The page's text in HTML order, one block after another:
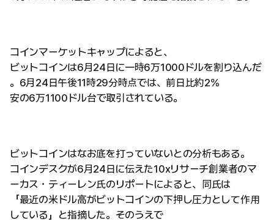
コインマーケットキャップによると、
ビットコインは6月24日に一時6万1000ドルを割り込んだ
。6月24日午後11時29分時点では、前日比約2%
安の6万1100ドル台で取引されている。
ビットコインはなお底を打っていないとの分析もある。
コインデスクが6月24日に伝えた10xリサーチ創業者のマ
ーカス・ティーレン氏のリポートによると、同氏は
「最近の米ドル高がビットコインの下押し圧力として作用
している」と指摘した。そのうえで